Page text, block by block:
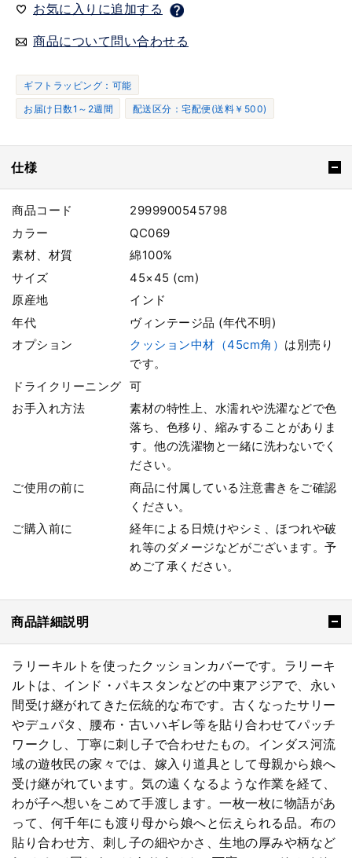
お気に入りに追加する
商品について問い合わせる
ギフトラッピング：可能
お届け日数1～2週間
配送区分：宅配便(送料￥500)
仕様
商品コード
2999900545798
カラー
QC069
素材、材質
綿100%
サイズ
45×45 (cm)
原産地
インド
年代
ヴィンテージ品 (年代不明)
オプション
クッション中材（45cm角） は別売り
です。
ドライクリーニング
可
お手入れ方法
素材の特性上、水濡れや洗濯などで色
落ち、色移り、縮みすることがありま
す。他の洗濯物と一緒に洗わないでく
ださい。
ご使用の前に
商品に付属している注意書きをご確認
ください。
ご購入前に
経年による日焼けやシミ、ほつれや破
れ等のダメージなどがございます。予
めご了承ください。
商品詳細説明
ラリーキルトを使ったクッションカバーです。ラリーキ
ルトは、インド・パキスタンなどの中東アジアで、永い
間受け継がれてきた伝統的な布です。古くなったサリー
やデュパタ、腰布・古いハギレ等を貼り合わせてパッチ
ワークし、丁寧に刺し子で合わせたもの。インダス河流
域の遊牧民の家々では、嫁入り道具として母親から娘へ
受け継がれています。気の遠くなるような作業を経て、
わが子へ想いをこめて手渡します。一枚一枚に物語があ
って、何千年にも渡り母から娘へと伝えられる品。布の
貼り合わせ方、刺し子の細やかさ、生地の厚みや柄など